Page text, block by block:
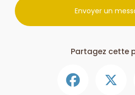
Envoyer un
Partagez cette